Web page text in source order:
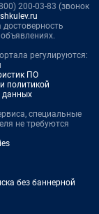
200-03-83 (звонок
достоверность
регулируются:
ПО
политикой
данных
специальные
не требуются
без баннерной